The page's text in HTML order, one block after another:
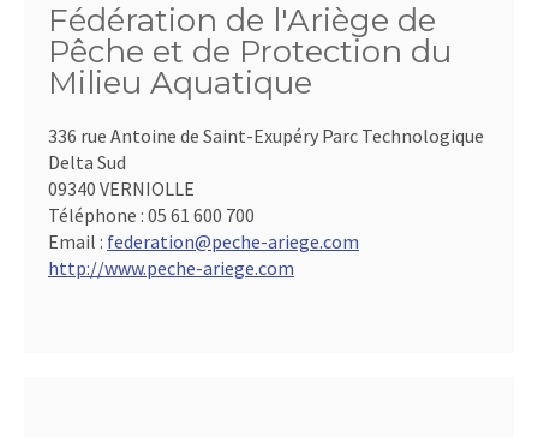
Fédération de l'Ariège de
Pêche et de Protection du
Milieu Aquatique
336 rue Antoine de Saint-Exupéry Parc Technologique
Delta Sud
09340 VERNIOLLE
Téléphone : 05 61 600 700
Email : federation@peche-ariege.com
http://www.peche-ariege.com